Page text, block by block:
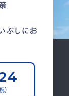
ぶしにお